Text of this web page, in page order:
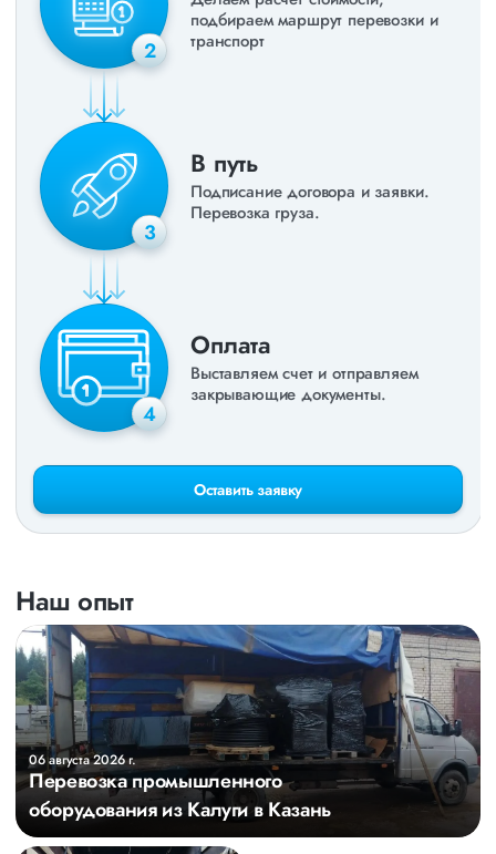
2
подбираем маршрут перевозки и
транспорт
3
В путь
Подписание договора и заявки.
Перевозка груза.
4
Оплата
Выставляем счет и отправляем
закрывающие документы.
Оставить заявку
Наш опыт
06 августа 2026 г.
Перевозка промышленного
оборудования из Калуги в Казань